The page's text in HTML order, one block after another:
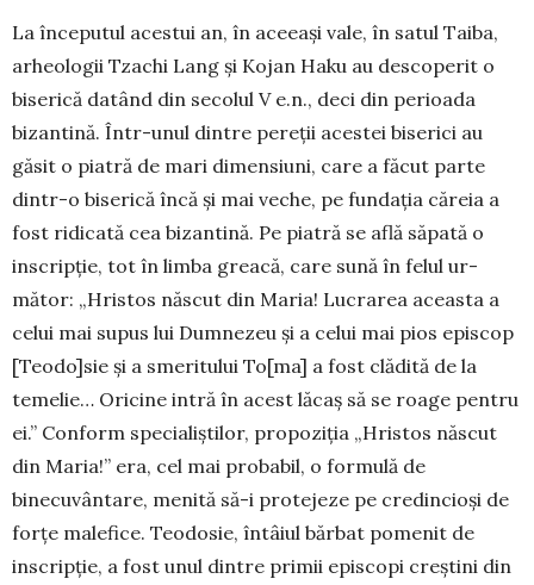
La începutul acestui an, în aceeaşi vale, în satul Taiba,
arheologii Tzachi Lang şi Kojan Haku au descoperit o
biserică datând din secolul V e.n., deci din perioada
bizantină. În­tr-unul dintre pereţii aces­tei biserici au
găsit o pia­tră de mari dimensiuni, ca­re a făcut parte
dintr-o biserică încă şi mai veche, pe fundaţia căreia a
fost ridicată cea bizantină. Pe piatră se află săpată o
ins­cripţie, tot în limba grea­că, care sună în felul ur­
mător: „Hristos născut din Maria! Lucrarea aceas­ta a
celui mai supus lui Dum­nezeu şi a celui mai pios episcop
[Teodo]sie şi a smeritului To[ma] a fost clădită de la
temelie… Ori­­cine intră în acest lă­caş să se roage pentru
ei.” Conform specialiş­tilor, propoziţia „Hristos născut
din Maria!” era, cel mai probabil, o formulă de
binecuvântare, menită să-i protejeze pe credincioşi de
forţe malefice. Teo­dosie, întâiul bărbat pomenit de
inscripţie, a fost unul dintre primii episcopi creştini din